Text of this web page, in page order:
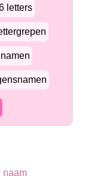
letters
naam